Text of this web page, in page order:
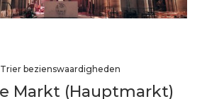
Trier bezienswaardigheden
Markt (Hauptmarkt)